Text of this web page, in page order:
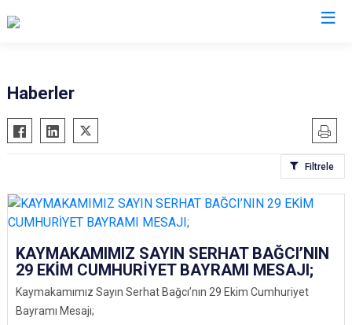
Altıntaş
Aslanapa
Domaniç
Dumlupınar
Emet
Şaphane
Simav
Tavşanlı
Haberler
Filtrele
KAYMAKAMIMIZ SAYIN SERHAT BAĞCI’NIN
29 EKİM CUMHURİYET BAYRAMI MESAJI;
Kaymakamımız Sayın Serhat Bağcı’nın 29 Ekim Cumhuriyet
Bayramı Mesajı;